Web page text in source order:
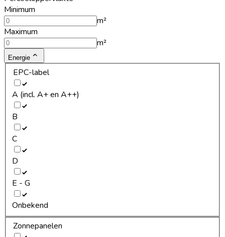
Minimum
m²
Maximum
m²
Energie
EPC-label
A (incl. A+ en A++)
B
C
D
E - G
Onbekend
Zonnepanelen